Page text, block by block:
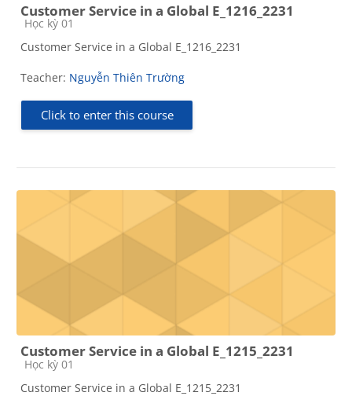
Customer Service in a Global E_1216_2231
Course category
Học kỳ 01
Customer Service in a Global E_1216_2231
Teacher: Nguyễn Thiên Trường
Click to enter this course
Customer Service in a Global E_1215_2231
Course category
Học kỳ 01
Customer Service in a Global E_1215_2231